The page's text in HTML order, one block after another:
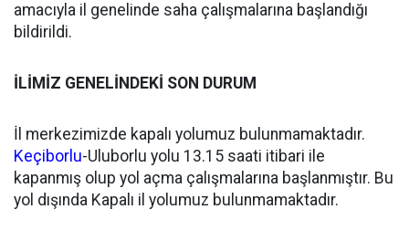
amacıyla il genelinde saha çalışmalarına başlandığı
bildirildi.
İLİMİZ GENELİNDEKİ SON DURUM
İl merkezimizde kapalı yolumuz bulunmamaktadır.
Keçiborlu-Uluborlu yolu 13.15 saati itibari ile
kapanmış olup yol açma çalışmalarına başlanmıştır. Bu
yol dışında Kapalı il yolumuz bulunmamaktadır.